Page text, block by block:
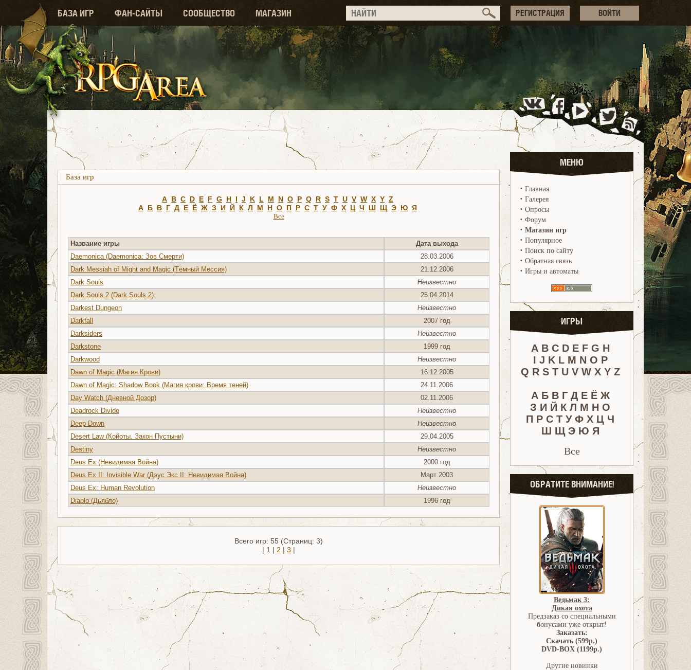
БАЗА ИГР ФАН-САЙТЫ СООБЩЕСТВО МАГАЗИН РЕГИСТРАЦИЯ ВОЙТИ
База игр
A B C D E F G H I J K L M N O P Q R S T U V W X Y Z
А Б В Г Д Е Ё Ж З И Й К Л М Н О П Р С Т У Ф Х Ц Ч Ш Щ Э Ю Я
Все
Название игры
Дата выхода
Daemonica (Daemonica: Зов Смерти)
28.03.2006
Dark Messiah of Might and Magic (Тёмный Мессия)
21.12.2006
Dark Souls
Неизвестно
Dark Souls 2 (Dark Souls 2)
25.04.2014
Darkest Dungeon
Неизвестно
Darkfall
2007 год
Darksiders
Неизвестно
Darkstone
1999 год
Darkwood
Неизвестно
Dawn of Magic (Магия Крови)
16.12.2005
Dawn of Magic: Shadow Book (Магия крови: Время теней)
24.11.2006
Day Watch (Дневной Дозор)
02.11.2006
Deadrock Divide
Неизвестно
Deep Down
Неизвестно
Desert Law (Койоты. Закон Пустыни)
29.04.2005
Destiny
Неизвестно
Deus Ex (Невидимая Война)
2000 год
Deus Ex II: Invisible War (Дэус Экс II: Невидимая Война)
Март 2003
Deus Ex: Human Revolution
Неизвестно
Diablo (Дьябло)
1996 год
Всего игр: 55 (Страниц: 3)
| 1 | 2 | 3 |
МЕНЮ
· Главная
· Галерея
· Опросы
· Форум
· Магазин игр
· Популярное
· Поиск по сайту
· Обратная связь
· Игры и автоматы
ИГРЫ
A B C D E F G H
I J K L M N O P
Q R S T U V W X Y Z
А Б В Г Д Е Ё Ж
З И Й К Л М Н О
П Р С Т У Ф Х Ц Ч
Ш Щ Э Ю Я
Все
ОБРАТИТЕ ВНИМАНИЕ!
Ведьмак 3:
Дикая охота
Предзаказ со специальными
бонусами уже открыт!
Заказать:
Скачать (599р.)
DVD-BOX (1199р.)
Другие новинки